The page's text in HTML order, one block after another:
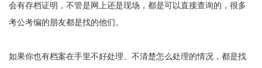
会有存档证明，不管是网上还是现场，都是可以直接查询的，很多
考公考编的朋友都是找的他们。
如果你也有档案在手里不好处理、不清楚怎么处理的情况，都是找